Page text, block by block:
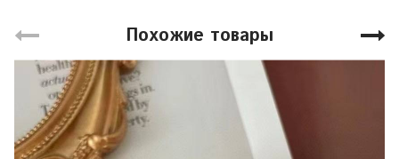
Похожие товары